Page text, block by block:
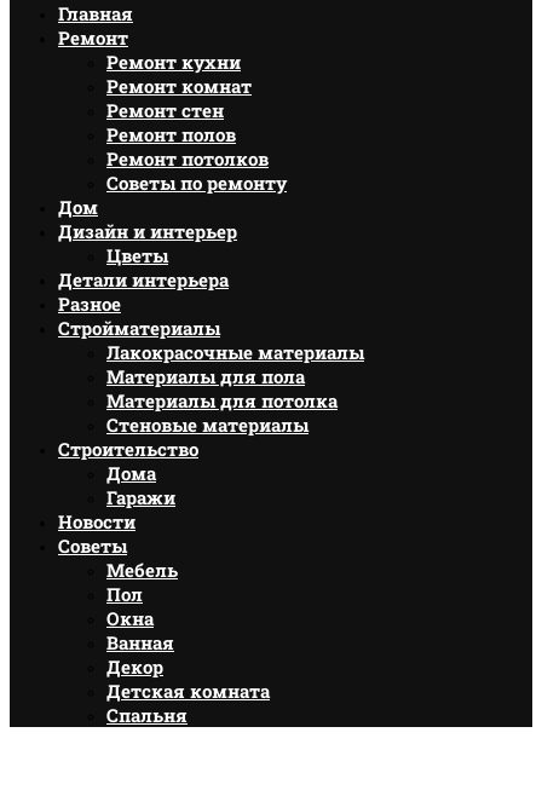
Главная
Ремонт
Ремонт кухни
Ремонт комнат
Ремонт стен
Ремонт полов
Ремонт потолков
Советы по ремонту
Дом
Дизайн и интерьер
Цветы
Детали интерьера
Разное
Стройматериалы
Лакокрасочные материалы
Материалы для пола
Материалы для потолка
Стеновые материалы
Строительство
Дома
Гаражи
Новости
Советы
Мебель
Пол
Окна
Ванная
Декор
Детская комната
Спальня